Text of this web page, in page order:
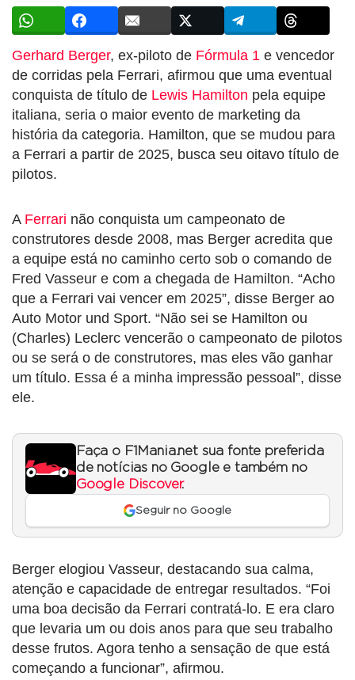
Gerhard Berger, ex-piloto de Fórmula 1 e vencedor
de corridas pela Ferrari, afirmou que uma eventual
conquista de título de Lewis Hamilton pela equipe
italiana, seria o maior evento de marketing da
história da categoria. Hamilton, que se mudou para
a Ferrari a partir de 2025, busca seu oitavo título de
pilotos.
A Ferrari não conquista um campeonato de
construtores desde 2008, mas Berger acredita que
a equipe está no caminho certo sob o comando de
Fred Vasseur e com a chegada de Hamilton. “Acho
que a Ferrari vai vencer em 2025”, disse Berger ao
Auto Motor und Sport. “Não sei se Hamilton ou
(Charles) Leclerc vencerão o campeonato de pilotos
ou se será o de construtores, mas eles vão ganhar
um título. Essa é a minha impressão pessoal”, disse
ele.
Faça o F1Mania.net sua fonte preferida
de notícias no Google e também no
Google Discover.
Seguir no Google
Berger elogiou Vasseur, destacando sua calma,
atenção e capacidade de entregar resultados. “Foi
uma boa decisão da Ferrari contratá-lo. E era claro
que levaria um ou dois anos para que seu trabalho
desse frutos. Agora tenho a sensação de que está
começando a funcionar”, afirmou.